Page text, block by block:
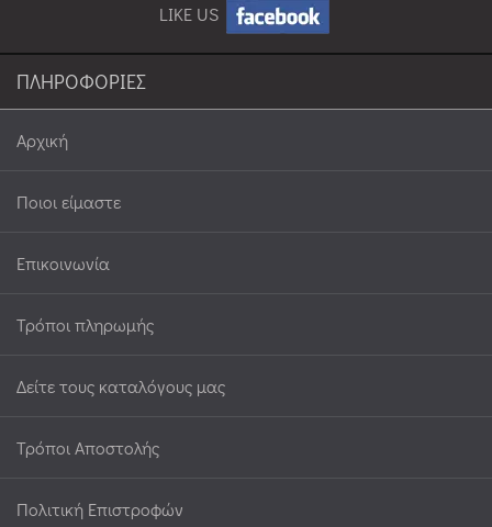
LIKE US
ΠΛΗΡΟΦΟΡΙΕΣ
Αρχική
Ποιοι είμαστε
Επικοινωνία
Τρόποι πληρωμής
Δείτε τους καταλόγους μας
Τρόποι Αποστολής
Πολιτική Επιστροφών